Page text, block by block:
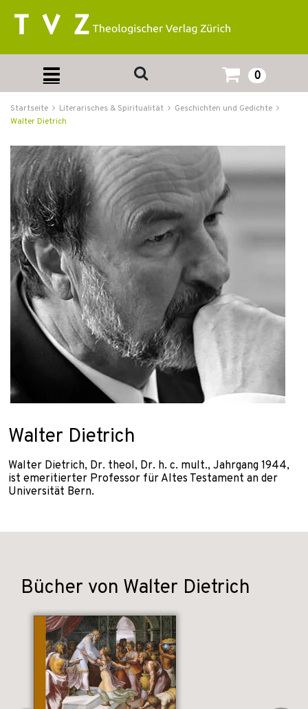
0
Startseite Literarisches & Spiritualität
Geschichten und Gedichte
Walter Dietrich
Walter Dietrich
Walter Dietrich, Dr. theol, Dr. h. c. mult., Jahrgang 1944,
ist emeritierter Professor für Altes Testament an der
Universität Bern.
Bücher von Walter Dietrich